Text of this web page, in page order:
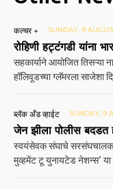
कल्चर + SUNDAY, 9
रोहिणी हट्टंगडी यांना
सहकार्याने आयोजित तिसऱ्या
हॉलिवूडच्या ग्लॅमरला साजेशा
ब्लॅक अँड व्हाईट SUNDAY, 9
जेन झीला पोलीस बदडत
स्वयंसेवक संघाचे सरसंघचालक
मुव्हमेंट टू युनायटेड नेशन्स'